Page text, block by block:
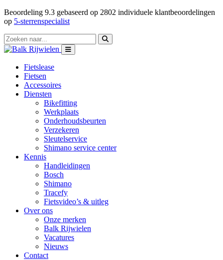
Beoordeling 9.3 gebaseerd op 2802 individuele klantbeoordelingen
op 5-sterrenspecialist
Fietslease
Fietsen
Accessoires
Diensten
Bikefitting
Werkplaats
Onderhoudsbeurten
Verzekeren
Sleutelservice
Shimano service center
Kennis
Handleidingen
Bosch
Shimano
Tracefy
Fietsvideo’s & uitleg
Over ons
Onze merken
Balk Rijwielen
Vacatures
Nieuws
Contact